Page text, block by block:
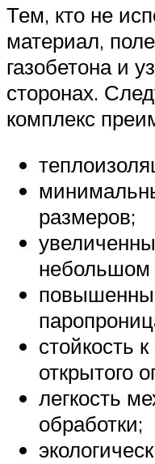
Тем, кто не
материал,
газобетона и
сторонах.
комплекс
размеров;
небольшом
стойкость
открытого
легкость
обработки;